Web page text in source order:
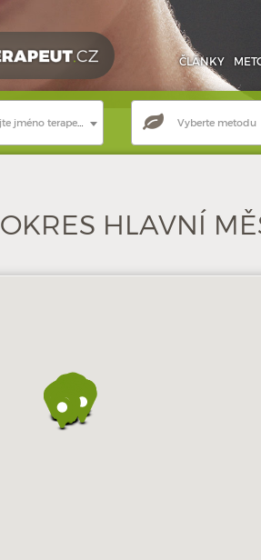
ČLÁNKY
Vyberte metodu
OKRES HLAVNÍ